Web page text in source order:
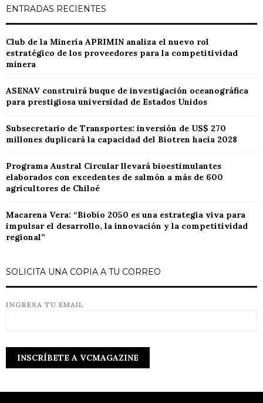
ENTRADAS RECIENTES
Club de la Minería APRIMIN analiza el nuevo rol
estratégico de los proveedores para la competitividad
minera
ASENAV construirá buque de investigación oceanográfica
para prestigiosa universidad de Estados Unidos
Subsecretario de Transportes: inversión de US$ 270
millones duplicará la capacidad del Biotren hacia 2028
Programa Austral Circular llevará bioestimulantes
elaborados con excedentes de salmón a más de 600
agricultores de Chiloé
Macarena Vera: “Biobío 2050 es una estrategia viva para
impulsar el desarrollo, la innovación y la competitividad
regional”
SOLICITA UNA COPIA A TU CORREO
INGRESA TU EMAIL